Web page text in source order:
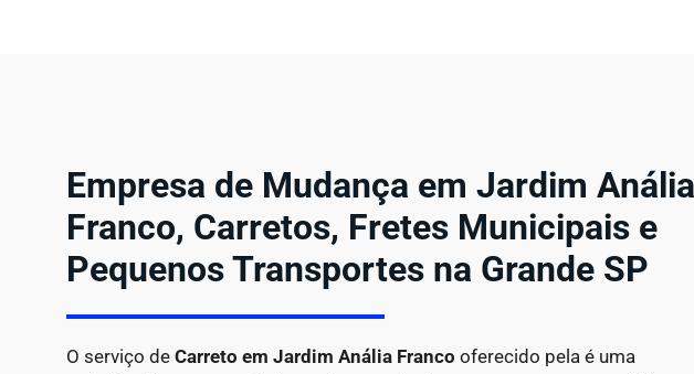
Empresa de Mudança em Jardim Anália
Franco, Carretos, Fretes Municipais e
Pequenos Transportes na Grande SP
O serviço de Carreto em Jardim Anália Franco oferecido pela é uma